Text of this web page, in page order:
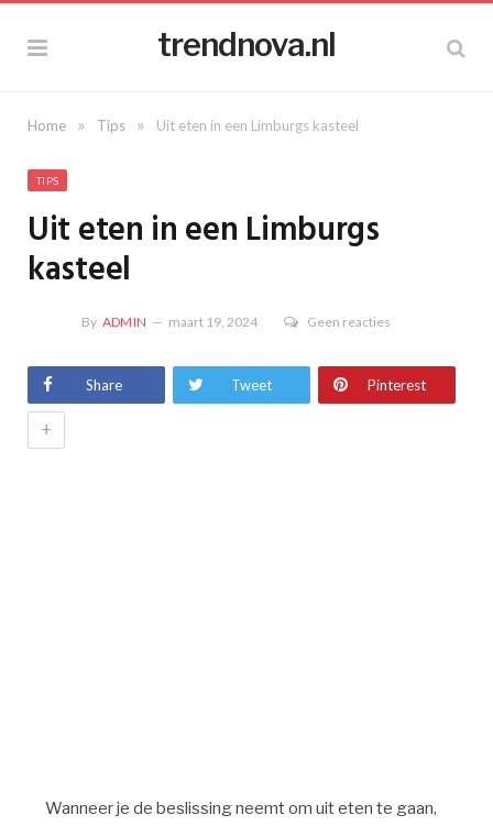
trendnova.nl
Home » Tips » Uit eten in een Limburgs kasteel
TIPS
Uit eten in een Limburgs
kasteel
By ADMIN maart 19, 2024 Geen reacties
Share Tweet Pinterest
+
Wanneer je de beslissing neemt om uit eten te gaan,